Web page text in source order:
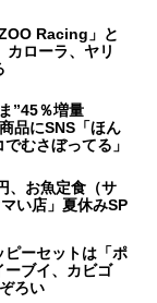
Racing」と
ローラ、ヤリ
ま”45％増量
品にSNS「ほん
むさぼってる」
、お魚定食（サ
い店」夏休みSP
ピーセットは「ポ
ブイ、カビゴ
ろい